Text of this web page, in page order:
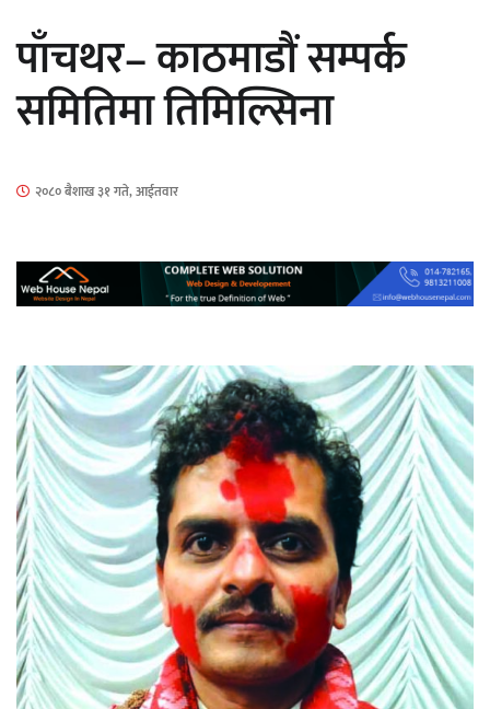
नियन्त्रणमा
‘ईयुमा डट कम’ले बुधबारदेखि आफ्नो
औपचारिक सेवा सञ्चालनमा
हलमा छैन ‘गौँथली’को टिकट
पाँचथर– काठमाडौं सम्पर्क
समितिमा तिमिल्सिना
२०८० बैशाख ३१ गते, आईतवार